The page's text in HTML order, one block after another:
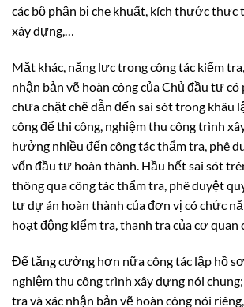
các bộ phận bị che khuất, kích thước thực
xây dựng,…
Mặt khác, năng lực trong công tác kiểm
nhận bản vẽ hoàn công của Chủ đầu tư có
chưa chặt chẽ dẫn đến sai sót trong khâu
công để thi công, nghiệm thu công trình
hưởng nhiều đến công tác thẩm tra, phê
vốn đầu tư hoàn thành. Hầu hết sai sót
thông qua công tác thẩm tra, phê duyệt
tư dự án hoàn thành của đơn vị có chức
hoạt động kiểm tra, thanh tra của cơ quan
Để tăng cường hơn nữa công tác lập hồ
nghiệm thu công trình xây dựng nói
tra và xác nhận bản vẽ hoàn công nói